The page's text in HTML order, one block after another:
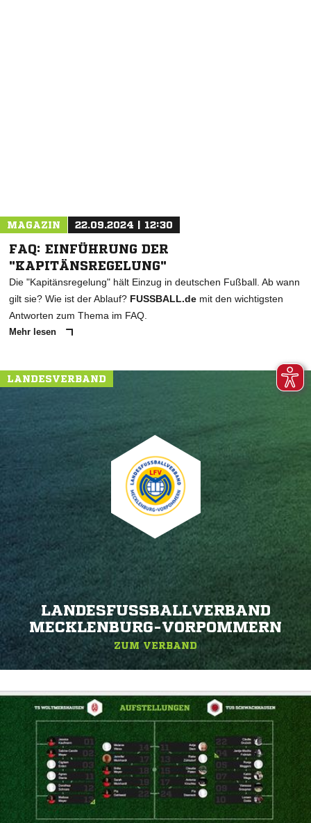
MAGAZIN 22.09.2024 | 12:30
FAQ: EINFÜHRUNG DER
"KAPITÄNSREGELUNG"
Die "Kapitänsregelung" hält Einzug in deutschen Fußball. Ab wann
gilt sie? Wie ist der Ablauf? FUSSBALL.de mit den wichtigsten
Antworten zum Thema im FAQ.
Mehr lesen
LANDESVERBAND
LANDESFUSSBALLVERBAND M
ECKLENBURG-VORPOMMERN
ZUM VERBAND